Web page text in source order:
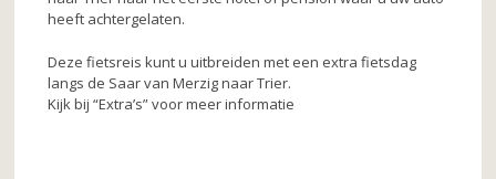
heeft achtergelaten.
Deze fietsreis kunt u uitbreiden met een extra fietsdag
langs de Saar van Merzig naar Trier.
Kijk bij “Extra’s” voor meer informatie